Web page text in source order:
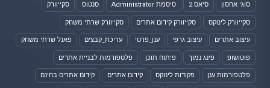
סוגי אחסון סיאס 2 סיסמת Administrator סנטוס סקייוורק
סקייוורק לינוקס סקייוורק קידום אתרים סקייוורק שרתי משחק
עיצוב אתרים עיצוב גרפי ענן_פרטי עריכת_קבצים פאנל שרתי משחק
פוטושופ פינג נמוך פיתוח תוכן פלטפורמות לבניית אתרים
פלטפורמות ענן פקודות לינוקס קידום אתרים קידום אתרים בחינם